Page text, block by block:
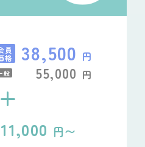
員
格 38,500 円
般 55,000 円
+
11,000 円〜